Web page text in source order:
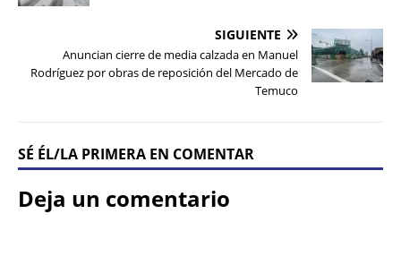
SIGUIENTE
Anuncian cierre de media calzada en Manuel
Rodríguez por obras de reposición del Mercado de
Temuco
SÉ ÉL/LA PRIMERA EN COMENTAR
Deja un comentario